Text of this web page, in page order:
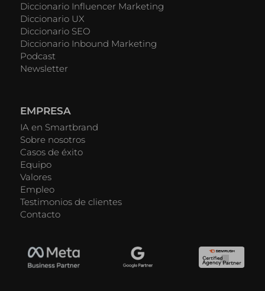
Diccionario Influencer Marketing
Diccionario UX
Diccionario SEO
Diccionario Inbound Marketing
Podcast
Newsletter
EMPRESA
IA en Smartbrand
Sobre nosotros
Casos de éxito
Equipo
Valores
Empleo
Testimonios de clientes
Contacto